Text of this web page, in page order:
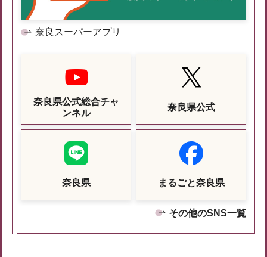
奈良スーパーアプリ
奈良県公式総合チャ
ンネル
奈良県公式
奈良県 まるごと奈良県
その他のSNS一覧